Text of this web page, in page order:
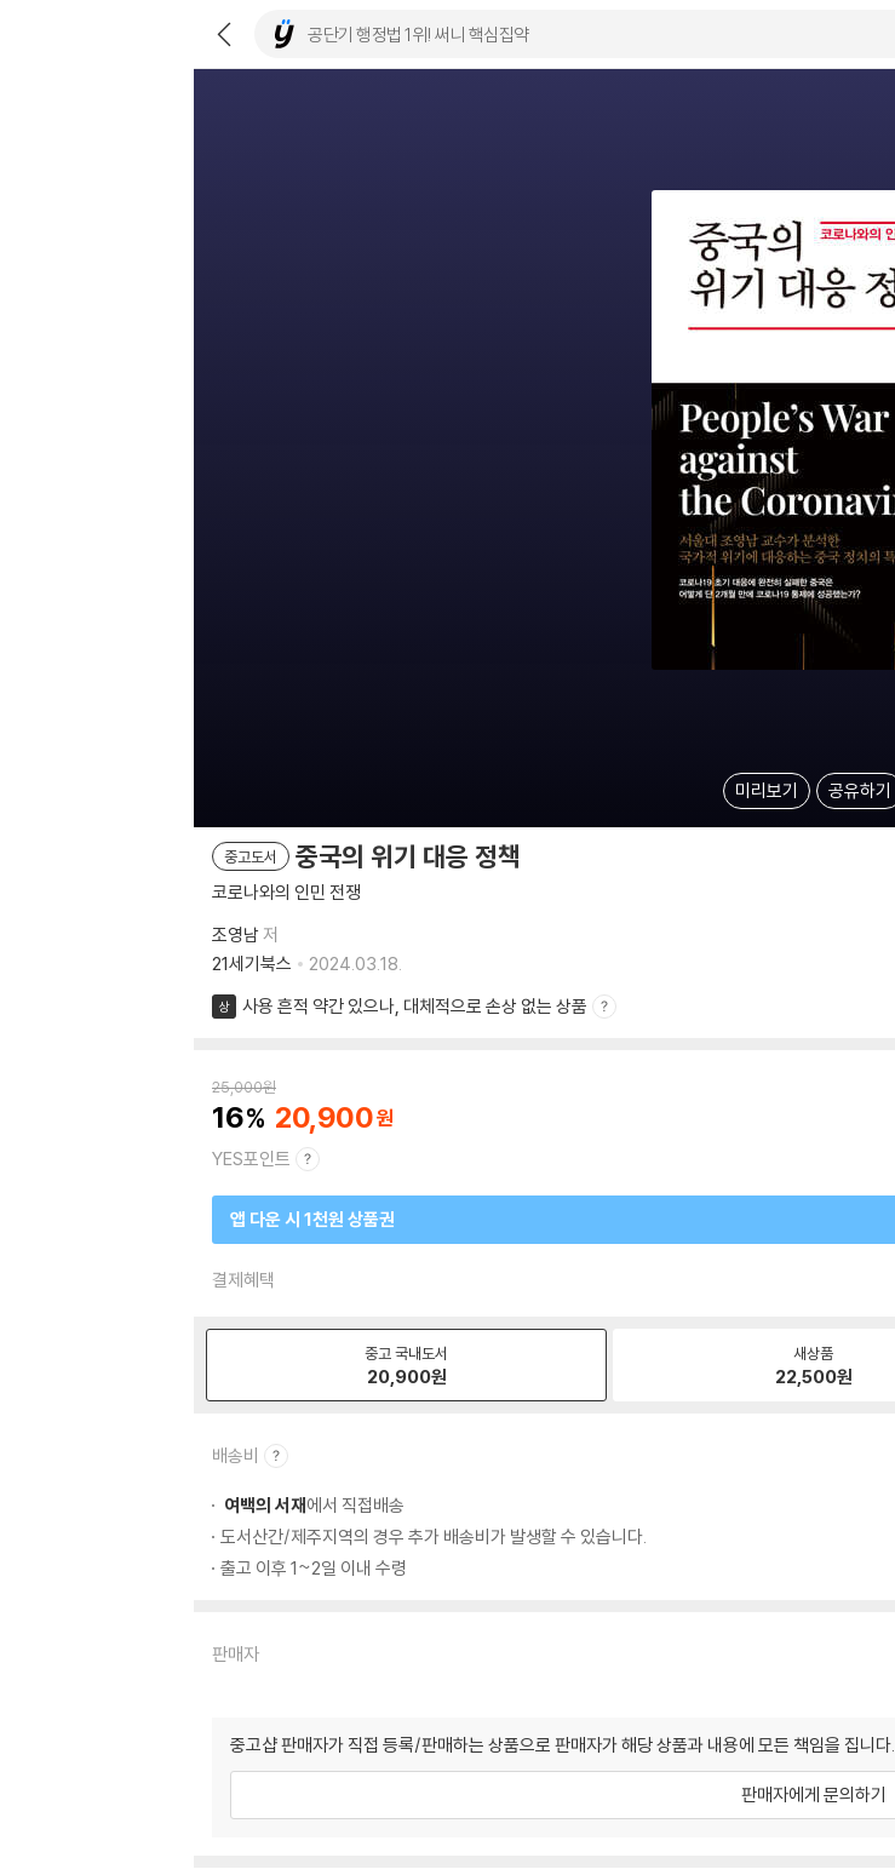
미리보기 공유하기
중고도서 중국의 위기 대응 정책
코로나와의 인민 전쟁
조영남저
21세기북스
2024.03.18.
상 사용 흔적 약간 있으나, 대체적으로 손상 없는 상품
25,000원
16 20,900
YES포인트
앱 다운 시 1천원 상품권
결제혜택
중고 국내도서
20,900원
새상품
22,500원
배송비
여백의 서재에서 직접배송
도서산간/제주지역의 경우 추가 배송비가 발생할 수 있습니다.
출고 이후 1~2일 이내 수령
판매자
중고샵 판매자가 직접 등록/판매하는 상품으로 판매자가 해당 상품과 내용에 모든 책임을 집니다.
판매자에게 문의하기